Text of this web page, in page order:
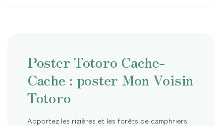
Poster Totoro Cache-
Cache : poster Mon Voisin
Totoro
Apportez les rizières et les forêts de camphriers